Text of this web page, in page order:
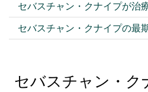
セバスチャン・クナイプが治
セバスチャン・クナイプの最
セバスチャン・ク